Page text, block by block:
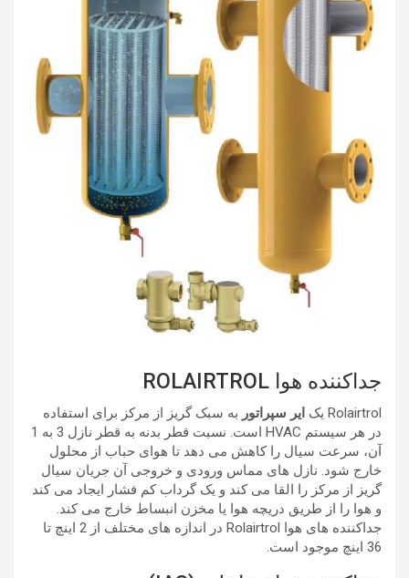
جداکننده هوا ROLAIRTROL
Rolairtrol یک ایر سپراتور به سبک گریز از مرکز برای استفاده
در هر سیستم HVAC است. نسبت قطر بدنه به قطر نازل 3 به 1
آن، سرعت سیال را کاهش می دهد تا هوای حباب از محلول
خارج شود. نازل های مماس ورودی و خروجی آن جریان سیال
گریز از مرکز را القا می کند و یک گرداب کم فشار ایجاد می کند
و هوا را از طریق دریچه هوا یا مخزن انبساط خارج می کند.
جداکننده های هوا Rolairtrol در اندازه های مختلف از 2 اینچ تا
36 اینچ موجود است.